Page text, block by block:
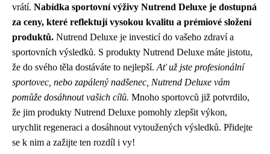
vrátí. Nabídka sportovní výživy Nutrend Deluxe je dostupná
za ceny, které reflektují vysokou kvalitu a prémiové složení
produktů. Nutrend Deluxe je investicí do vašeho zdraví a
sportovních výsledků. S produkty Nutrend Deluxe máte jistotu,
že do svého těla dostáváte to nejlepší. Ať už jste profesionální
sportovec, nebo zapálený nadšenec, Nutrend Deluxe vám
pomůže dosáhnout vašich cílů. Mnoho sportovců již potvrdilo,
že jim produkty Nutrend Deluxe pomohly zlepšit výkon,
urychlit regeneraci a dosáhnout vytoužených výsledků. Přidejte
se k nim a zažijte ten rozdíl i vy!